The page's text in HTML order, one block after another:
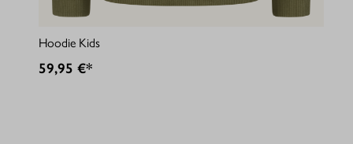
Hoodie Kids
59,95 €*